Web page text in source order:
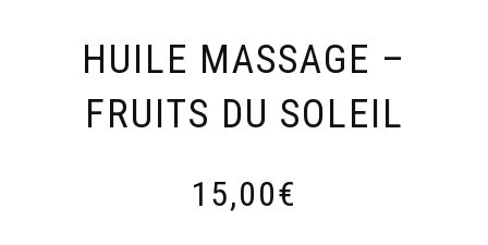
HUILE MASSAGE –
FRUITS DU SOLEIL
15,00€